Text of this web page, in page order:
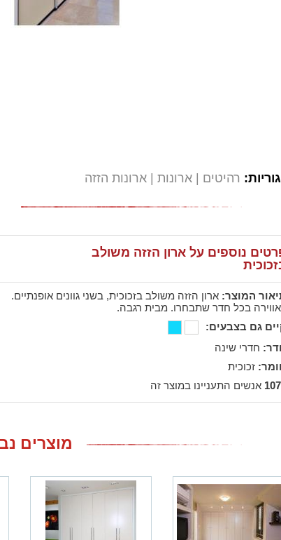
רהיטים ארונות ארונות הזזה
נוספים על ארון הזזה משולב
המוצר: ארון הזזה משולב בזכוכית, בשני גוונים אופנתיים.
בכל חדר שתבחרו. מבית רגבה.
גם בצבעים:
חדרי שינה
זכוכית
אנשים התעניינו במוצר זה
מוצרים